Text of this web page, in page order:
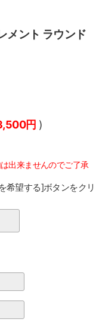
メント ラウンド
円 )
出来ませんのでご了承
希望する]ボタンをクリ